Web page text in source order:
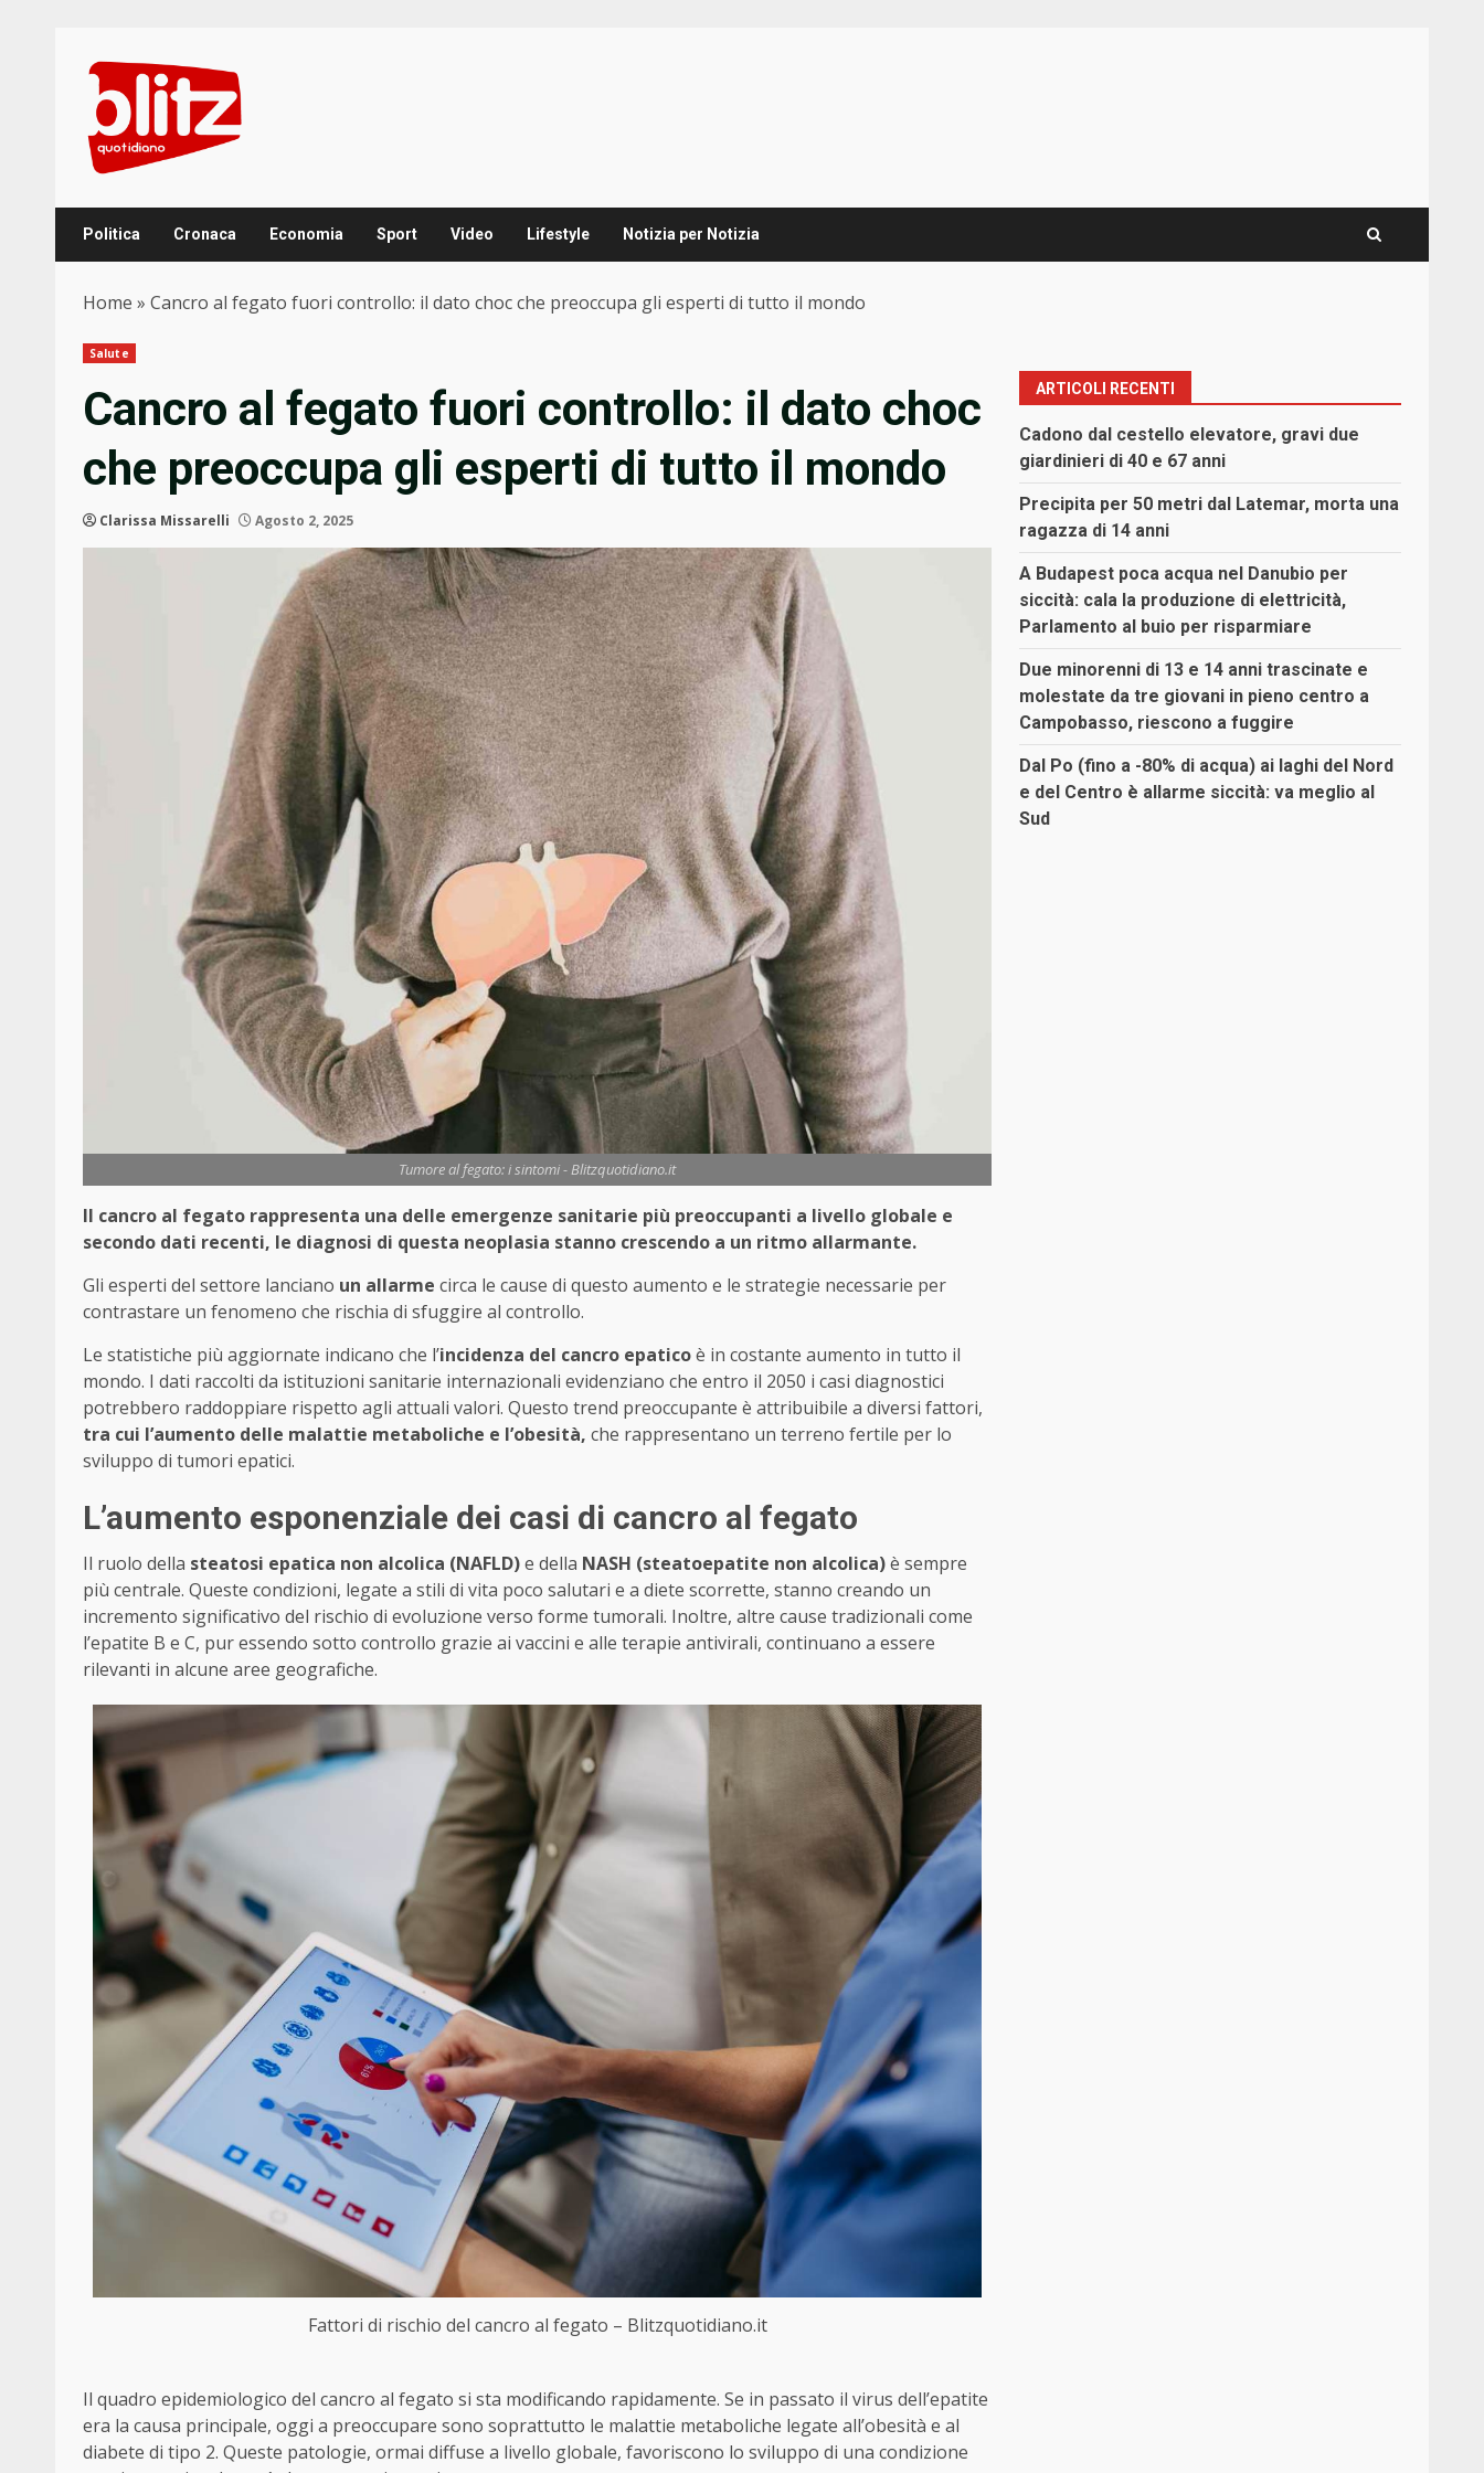
content
Politica Cronaca Economia Sport Video Lifestyle Notizia per Notizia
Home » Cancro al fegato fuori controllo: il dato choc che preoccupa gli esperti di tutto il mondo
Salute
Cancro al fegato fuori controllo: il dato choc
che preoccupa gli esperti di tutto il mondo
Clarissa Missarelli Agosto 2, 2025
Tumore al fegato: i sintomi - Blitzquotidiano.it
Il cancro al fegato rappresenta una delle emergenze sanitarie più preoccupanti a livello globale e
secondo dati recenti, le diagnosi di questa neoplasia stanno crescendo a un ritmo allarmante.
Gli esperti del settore lanciano un allarme circa le cause di questo aumento e le strategie necessarie per
contrastare un fenomeno che rischia di sfuggire al controllo.
Le statistiche più aggiornate indicano che l’incidenza del cancro epaticoè in costante aumento in tutto il
mondo. I dati raccolti da istituzioni sanitarie internazionali evidenziano che entro il 2050 i casi diagnostici
potrebbero raddoppiare rispetto agli attuali valori. Questo trend preoccupante è attribuibile a diversi fattori,
tra cui l’aumento delle malattie metaboliche e l’obesità, che rappresentano un terreno fertile per lo
sviluppo di tumori epatici.
L’aumento esponenziale dei casi di cancro al fegato
Il ruolo della steatosi epatica non alcolica (NAFLD)e della NASH (steatoepatite non alcolica)è sempre
più centrale. Queste condizioni, legate a stili di vita poco salutari e a diete scorrette, stanno creando un
incremento significativo del rischio di evoluzione verso forme tumorali. Inoltre, altre cause tradizionali come
l’epatite B e C, pur essendo sotto controllo grazie ai vaccini e alle terapie antivirali, continuano a essere
rilevanti in alcune aree geografiche.
Fattori di rischio del cancro al fegato – Blitzquotidiano.it
Il quadro epidemiologico del cancro al fegato si sta modificando rapidamente. Se in passato il virus dell’epatite
era la causa principale, oggi a preoccupare sono soprattutto le malattie metaboliche legate all’obesità e al
diabete di tipo 2. Queste patologie, ormai diffuse a livello globale, favoriscono lo sviluppo di una condizione
ARTICOLI RECENTI
Cadono dal cestello elevatore, gravi due
giardinieri di 40 e 67 anni
Precipita per 50 metri dal Latemar, morta una
ragazza di 14 anni
A Budapest poca acqua nel Danubio per
siccità: cala la produzione di elettricità,
Parlamento al buio per risparmiare
Due minorenni di 13 e 14 anni trascinate e
molestate da tre giovani in pieno centro a
Campobasso, riescono a fuggire
Dal Po (fino a -80% di acqua) ai laghi del Nord
e del Centro è allarme siccità: va meglio al
Sud